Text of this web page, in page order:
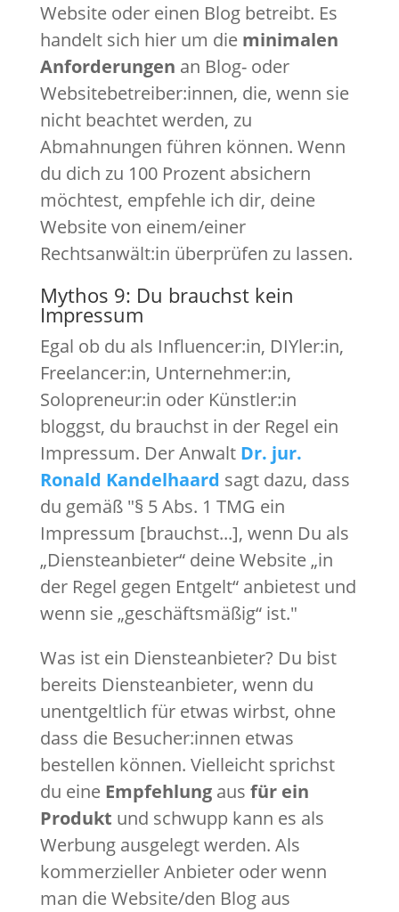
Website oder einen Blog betreibt. Es
handelt sich hier um die minimalen
Anforderungen an Blog- oder
Websitebetreiber:innen, die, wenn sie
nicht beachtet werden, zu
Abmahnungen führen können. Wenn
du dich zu 100 Prozent absichern
möchtest, empfehle ich dir, deine
Website von einem/einer
Rechtsanwält:in überprüfen zu lassen.
Mythos 9: Du brauchst kein
Impressum
Egal ob du als Influencer:in, DIYler:in,
Freelancer:in, Unternehmer:in,
Solopreneur:in oder Künstler:in
bloggst, du brauchst in der Regel ein
Impressum. Der Anwalt Dr. jur.
Ronald Kandelhaard sagt dazu, dass
du gemäß "§ 5 Abs. 1 TMG ein
Impressum [brauchst...], wenn Du als
„Diensteanbieter“ deine Website „in
der Regel gegen Entgelt“ anbietest und
wenn sie „geschäftsmäßig“ ist."
Was ist ein Diensteanbieter? Du bist
bereits Diensteanbieter, wenn du
unentgeltlich für etwas wirbst, ohne
dass die Besucher:innen etwas
bestellen können. Vielleicht sprichst
du eine Empfehlung aus für ein
Produkt und schwupp kann es als
Werbung ausgelegt werden. Als
kommerzieller Anbieter oder wenn
man die Website/den Blog aus